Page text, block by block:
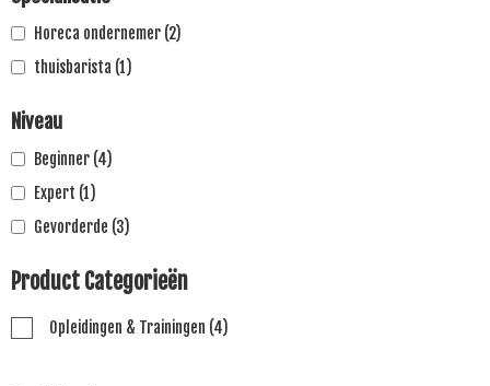
Horeca ondernemer (2)
thuisbarista (1)
Niveau
Beginner (4)
Expert (1)
Gevorderde (3)
Product Categorieën
Opleidingen & Trainingen (4)